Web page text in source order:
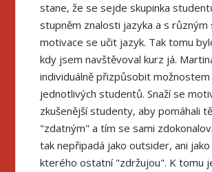
stane, že se sejde skupinka
stupněm znalosti jazyka a s různým
motivace se učit jazyk. Tak tomu
kdy jsem navštěvoval kurz já.
individuálně přizpůsobit možnostem
jednotlivých studentů. Snaží se
zkušenější studenty, aby pomáhali
"zdatným" a tím se sami
tak nepřipadá jako outsider, ani
kterého ostatní "zdržujou". K tomu